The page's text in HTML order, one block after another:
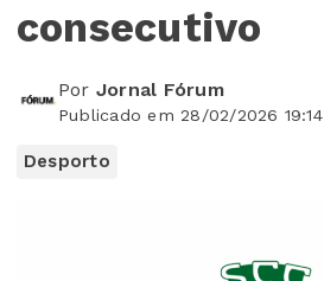
consecutivo
Por Jornal Fórum
Publicado em 28/02/2026 19:14
Desporto